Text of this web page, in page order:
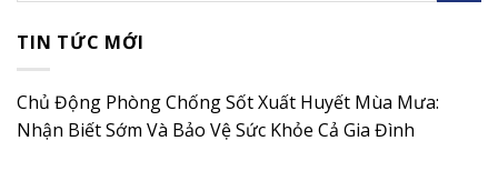
TIN TỨC MỚI
Chủ Động Phòng Chống Sốt Xuất Huyết Mùa Mưa:
Nhận Biết Sớm Và Bảo Vệ Sức Khỏe Cả Gia Đình